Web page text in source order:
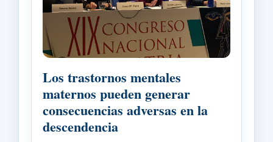
Los trastornos mentales
maternos pueden generar
consecuencias adversas en la
descendencia